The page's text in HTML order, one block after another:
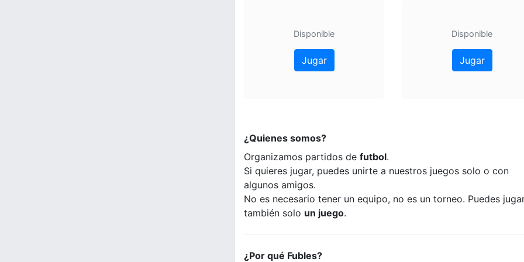
Disponible
Jugar
Disponible
Jugar
¿Quienes somos?
Organizamos partidos de futbol.
Si quieres jugar, puedes unirte a nuestros juegos solo o con
algunos amigos.
No es necesario tener un equipo, no es un torneo. Puedes
también solo un juego.
¿Por qué Fubles?